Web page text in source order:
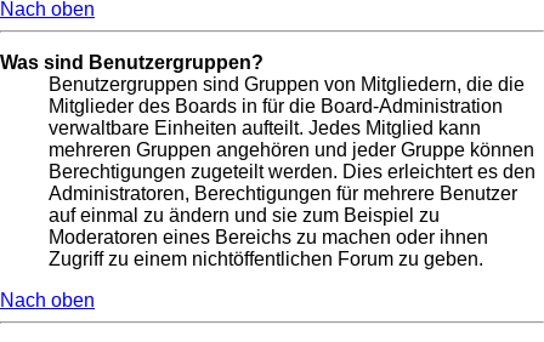
Nach oben
Was sind Benutzergruppen?
Benutzergruppen sind Gruppen von Mitgliedern, die die
Mitglieder des Boards in für die Board-Administration
verwaltbare Einheiten aufteilt. Jedes Mitglied kann
mehreren Gruppen angehören und jeder Gruppe können
Berechtigungen zugeteilt werden. Dies erleichtert es den
Administratoren, Berechtigungen für mehrere Benutzer
auf einmal zu ändern und sie zum Beispiel zu
Moderatoren eines Bereichs zu machen oder ihnen
Zugriff zu einem nichtöffentlichen Forum zu geben.
Nach oben